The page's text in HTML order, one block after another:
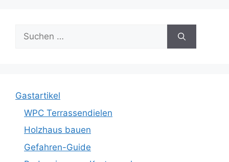
Suche
nach:
Gastartikel
WPC Terrassendielen
Holzhaus bauen
Gefahren-Guide